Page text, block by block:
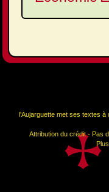
l'Aujarguettemet ses textes à
Attribution du crédit - Pas